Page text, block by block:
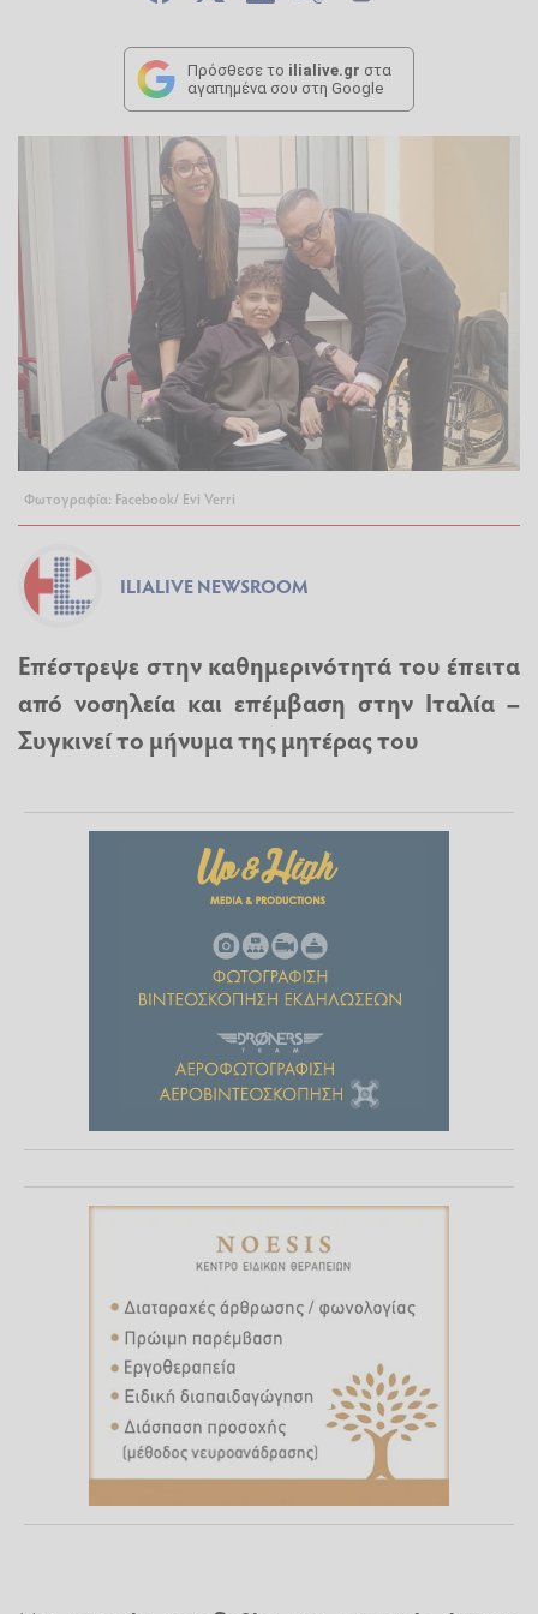
Πρόσθεσε το ilialive.gr στα
αγαπημένα σου στη Google
Φωτογραφία: Facebook/ Evi Verri
ILIALIVE NEWSROOM
Επέστρεψε στην καθημερινότητά του έπειτα
από νοσηλεία και επέμβαση στην Ιταλία –
Συγκινεί το μήνυμα της μητέρας του